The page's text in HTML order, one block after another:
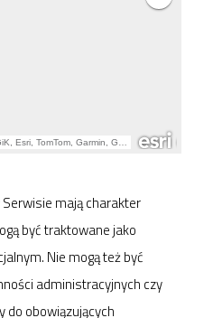
mają charakter
być traktowane jako
Nie mogą też być
administracyjnych czy
do obowiązujących